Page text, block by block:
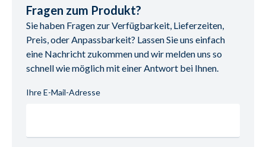
ca. 46 cm, Sitztiefe ca. 54 cm, bestehend aus:
2,5-Sitzer, Armlehne links verstellbar, Vorziehsitz
motorisch, Kopfstütze groß, BHT ca. 178/85/99 cm
Spitzecke groß, BHT ca. 99/85/99 cm
1,5-Sitzer, Anstellhocker rechts, Kopfstütze groß, BHT ca.
Stellmaß ca. 277 x 241 cm
Deutschland
E-Mail-Adresse: finance@polipol.de
UID (Umsatzsteuer-Identifikationsnummer): DE
815587794
Fragen zum Produkt?
Sie haben Fragen zur Verfügbarkeit, Lieferzeiten,
Preis, oder Anpassbarkeit? Lassen Sie uns einfach
eine Nachricht zukommen und wir melden uns so
schnell wie möglich mit einer Antwort bei Ihnen.
Ihre E-Mail-Adresse